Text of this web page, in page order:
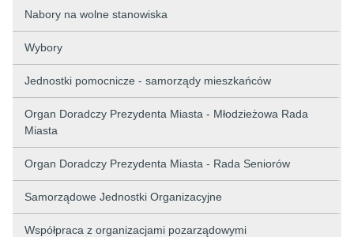
Nabory na wolne stanowiska
Wybory
Jednostki pomocnicze - samorządy mieszkańców
Organ Doradczy Prezydenta Miasta - Młodzieżowa Rada
Miasta
Organ Doradczy Prezydenta Miasta - Rada Seniorów
Samorządowe Jednostki Organizacyjne
Współpraca z organizacjami pozarządowymi